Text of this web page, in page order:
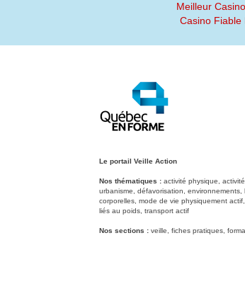
Meilleur
Casino Fiable
Le portail Veille Action
Nos thématiques : activité physique,
urbanisme, défavorisation,
corporelles, mode de vie physiquement
liés au poids, transport actif
Nos sections : veille, fiches pratiques,